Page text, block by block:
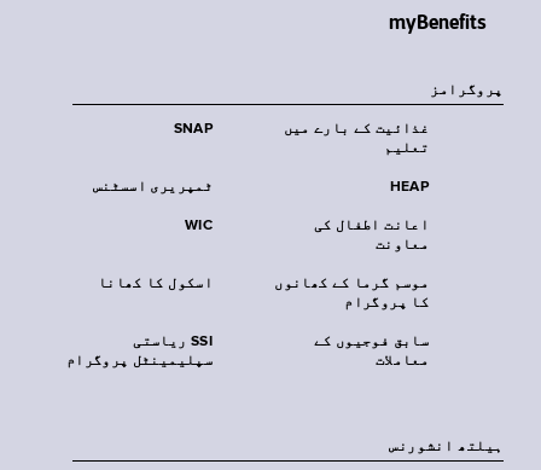
myBenefits
پروگرامز
SNAP
غذائیت کے بارے میں
تعلیم
ٹمپریری اسسٹنس HEAP
WIC
اعانت اطفال کی
معاونت
اسکول کا کھانا
موسم گرما کے کھانوں
کا پروگرام
SSI ریاستی
سپلیمینٹل پروگرام
سابق فوجیوں کے
معاملات
‏ہیلتھ انشورنس